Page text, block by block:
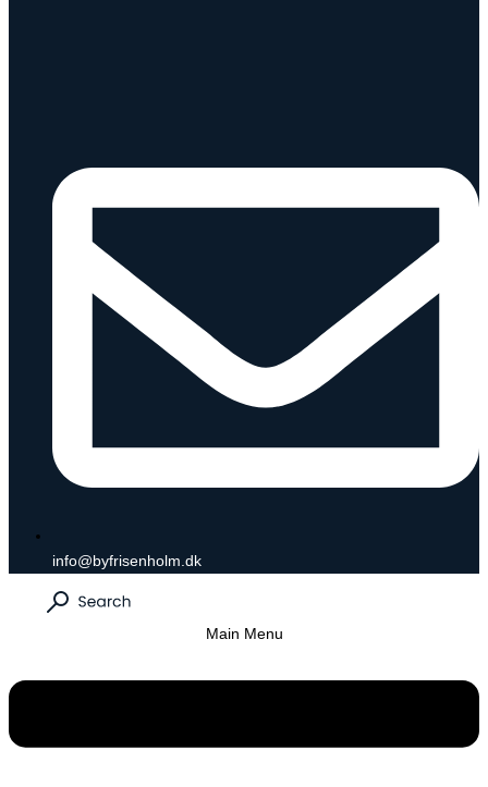
info@byfrisenholm.dk
Main Menu